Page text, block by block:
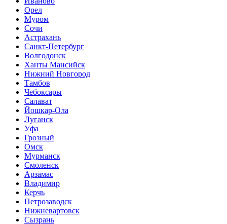
Орел
Муром
Сочи
Астрахань
Санкт-Петербург
Волгодонск
Ханты Мансийск
Нижний Новгород
Тамбов
Чебоксары
Салават
Йошкар-Ола
Луганск
Уфа
Грозный
Омск
Мурманск
Смоленск
Арзамас
Владимир
Керчь
Петрозаводск
Нижневартовск
Сызрань